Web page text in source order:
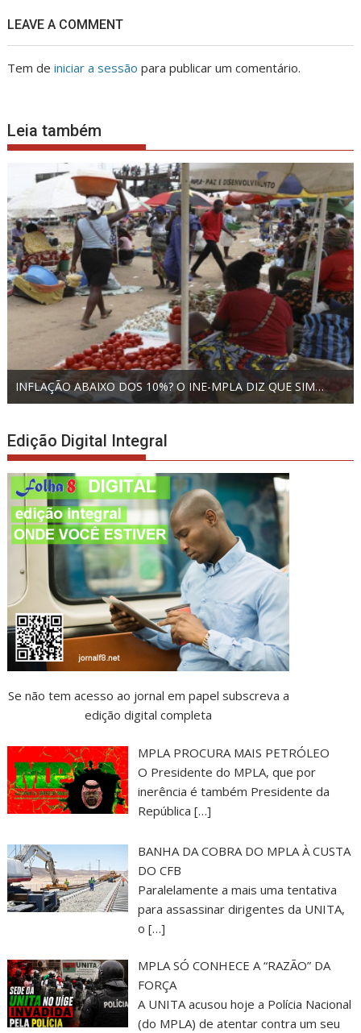
LEAVE A COMMENT
Tem deiniciar a sessão para publicar um comentário.
Leia também
INFLAÇÃO ABAIXO DOS 10%? O INE-MPLA DIZ QUE SIM…
Edição Digital Integral
Se não tem acesso ao jornal em papel subscreva a
edição digital completa
MPLA PROCURA MAIS PETRÓLEO
O Presidente do MPLA, que por
inerência é também Presidente da
República […]
BANHA DA COBRA DO MPLA À CUSTA
DO CFB
Paralelamente a mais uma tentativa
para assassinar dirigentes da UNITA,
o […]
MPLA SÓ CONHECE A “RAZÃO” DA
FORÇA
A UNITA acusou hoje a Polícia Nacional
(do MPLA) de atentar contra um seu